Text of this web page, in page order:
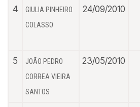
4
GIULIA PINHEIRO
COLASSO
24/09/2010
5
JOÃO PEDRO
CORREA VIEIRA
SANTOS
23/05/2010